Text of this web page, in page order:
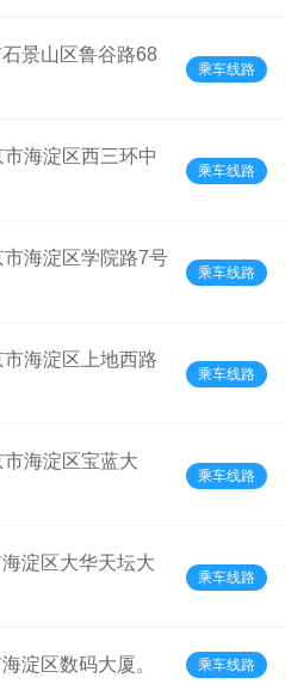
景山区鲁谷路68
乘车线路
市海淀区西三环中
乘车线路
市海淀区学院路7号
乘车线路
市海淀区上地西路
乘车线路
市海淀区宝蓝大
乘车线路
淀区大华天坛大
乘车线路
淀区数码大厦。 乘车线路